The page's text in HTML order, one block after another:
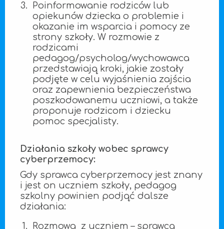
Poinformowanie rodziców lub
opiekunów dziecka o problemie i
okazanie im wsparcia i pomocy ze
strony szkoły. W rozmowie z
rodzicami
pedagog/psycholog/wychowawca
przedstawiają kroki, jakie zostały
podjęte w celu wyjaśnienia zajścia
oraz zapewnienia bezpieczeństwa
poszkodowanemu uczniowi, a także
proponuje rodzicom i dziecku
pomoc specjalisty.
Działania szkoły wobec sprawcy
cyberprzemocy:
Gdy sprawca cyberprzemocy jest znany
i jest on uczniem szkoły, pedagog
szkolny powinien podjąć dalsze
działania:
Rozmowa z uczniem – sprawcą